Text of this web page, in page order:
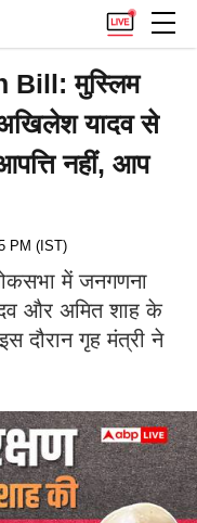
Bill: मुस्लिम
यादव से
नहीं, आप
PM (IST)
में जनगणना
और अमित शाह के
दौरान गृह मंत्री ने